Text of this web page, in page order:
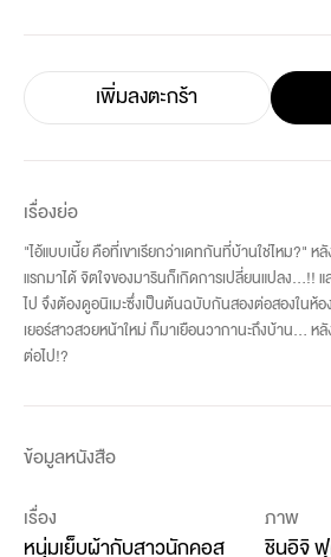
เพิ่มลงตะกร้า
เรื่องย่อ
"ไอ้แบบเนี้ย คือที่เขาเรียกว่าเดทกันที่บ้านใช่ไหม?"
แรกมาได้ จิตใจของมารินก็เกิดการเปลี่ยนแปลง...!!
ไป จึงต้องดูอนิเมะซึ่งเป็นต้นฉบับกันสองต่อสองในห้
เยอร์สาวสวยหน้าใหม่ ก็มาเยือนวากานะถึงบ้าน... ห
ต่อไป!?
ข้อมูลหนังสือ
เรื่อง
หนุ่มเย็บผ้ากับสาวนักคอส
ภาพ
ชินอิจิ